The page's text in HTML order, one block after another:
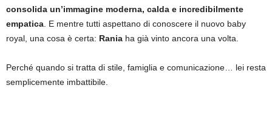
consolida un’immagine moderna, calda e incredibilmente
empatica . E mentre tutti aspettano di conoscere il nuovo baby
royal, una cosa è certa: Rania ha già vinto ancora una volta.
Perché quando si tratta di stile, famiglia e comunicazione… lei resta
semplicemente imbattibile.